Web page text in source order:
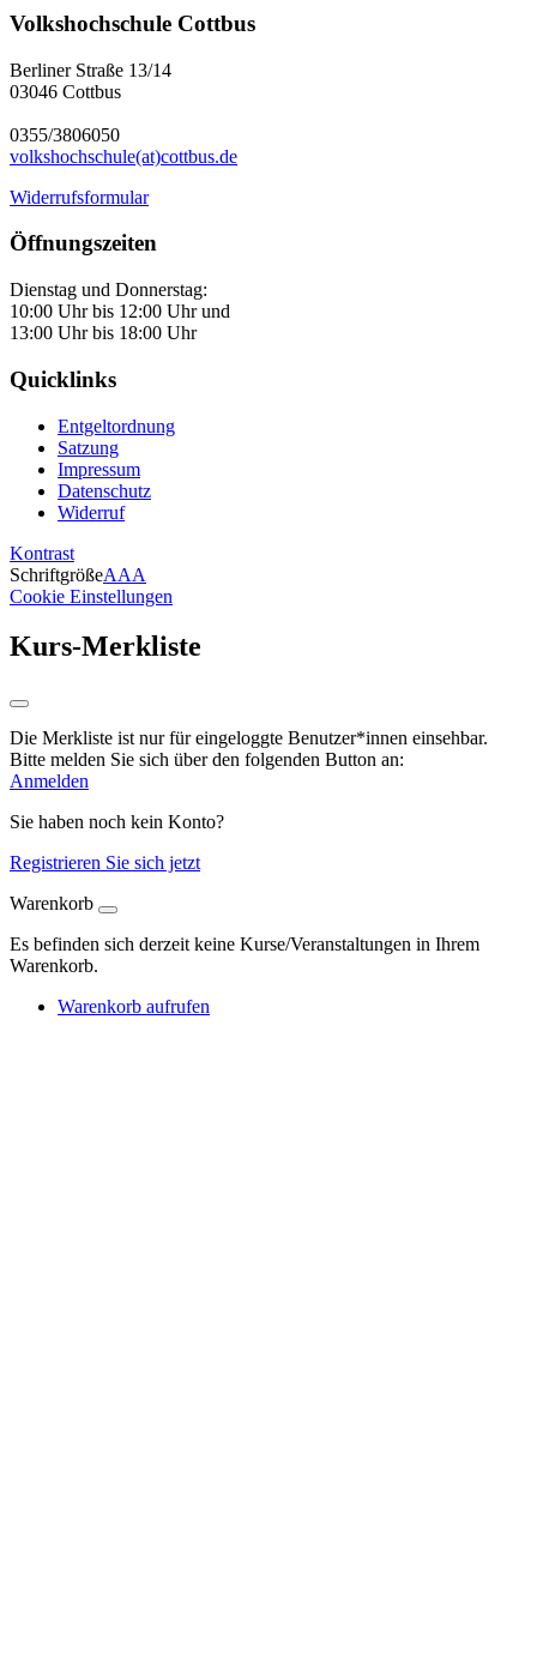
Volkshochschule Cottbus
Berliner Straße 13/14
03046 Cottbus
0355/3806050
volkshochschule(at)cottbus.de
Widerrufsformular
Öffnungszeiten
Dienstag und Donnerstag:
10:00 Uhr bis 12:00 Uhr und
13:00 Uhr bis 18:00 Uhr
Quicklinks
Entgeltordnung
Satzung
Impressum
Datenschutz
Widerruf
Kontrast
SchriftgrößeAAA
Cookie Einstellungen
Kurs-Merkliste
Die Merkliste ist nur für eingeloggte Benutzer*innen einsehbar.
Bitte melden Sie sich über den folgenden Button an:
Anmelden
Sie haben noch kein Konto?
Registrieren Sie sich jetzt
Warenkorb
Es befinden sich derzeit keine Kurse/Veranstaltungen in Ihrem
Warenkorb.
Warenkorb aufrufen